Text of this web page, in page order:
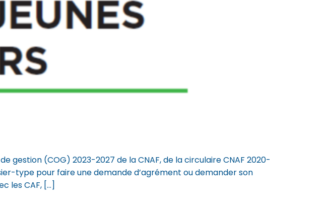
gestion (COG) 2023-2027 de la CNAF, de la circulaire CNAF 2020-
type pour faire une demande d’agrément ou demander son
les CAF, […]